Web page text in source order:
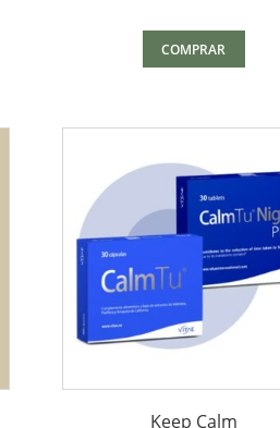
hasta
COMPRAR
Keep Calm